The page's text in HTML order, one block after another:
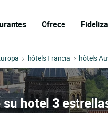
Ofrece
hôtels Francia hôtels
hotel 3